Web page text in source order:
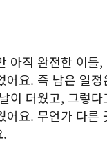
아직 완전한 이틀
어요. 즉 남은 일
이 더웠고, 그렇
어요. 무언가 다른
.